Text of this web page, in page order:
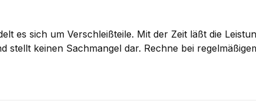
es sich um Verschleißteile. Mit der Zeit läßt die
keinen Sachmangel dar. Rechne bei